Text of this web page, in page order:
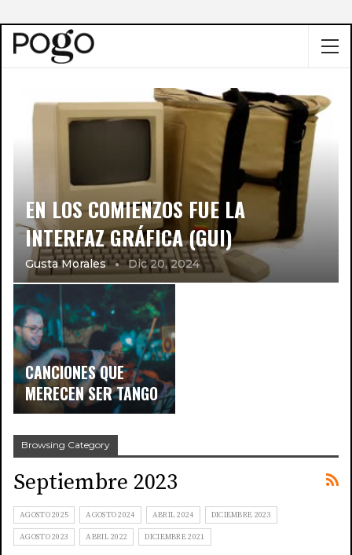
EN LOS COMIENZOS FUE LA
INTERFAZ GRÁFICA (GUI)
Gusta Morales Dic 20, 2024
CANCIONES QUE
MERECEN SER TANGO
Browsing Category
Septiembre 2023
AGOSTO 2025 AGOSTO 2024 ABRIL 2024 DICIEMBRE 2023
AGOSTO 2023 ABRIL 2022 DICIEMBRE 2021